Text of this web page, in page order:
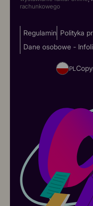
rachunkowego
Regulamin Polityka
Dane osobowe -
PL